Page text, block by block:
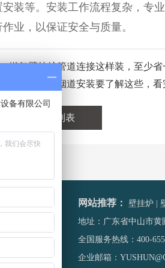
安装等。安装工作流程复杂，专
作业，以保证安全与质量。
燃气壁挂炉管道连接这样装，至少
燃气壁挂炉烟道安装要了解这些，
返回列表
网站推荐： 壁挂炉
地址：广东省中山市
全国服务热线： 400-
企业邮箱：
备有限公司